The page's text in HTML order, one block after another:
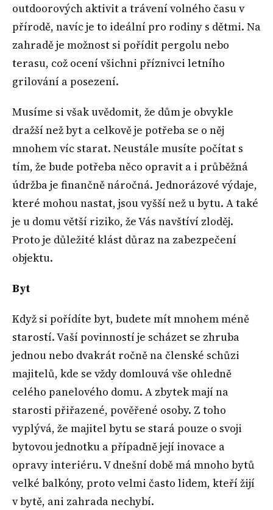
outdoorových aktivit a trávení volného času v
přírodě, navíc je to ideální pro rodiny s dětmi. Na
zahradě je možnost si pořídit pergolu nebo
terasu, což ocení všichni příznivci letního
grilování a posezení.
Musíme si však uvědomit, že dům je obvykle
dražší než byt a celkově je potřeba se o něj
mnohem víc starat. Neustále musíte počítat s
tím, že bude potřeba něco opravit a i průběžná
údržba je finančně náročná. Jednorázové výdaje,
které mohou nastat, jsou vyšší než u bytu. A také
je u domu větší riziko, že Vás navštíví zloděj.
Proto je důležité klást důraz na zabezpečení
objektu.
Byt
Když si pořídíte byt, budete mít mnohem méně
starostí. Vaší povinností je scházet se zhruba
jednou nebo dvakrát ročně na členské schůzi
majitelů, kde se vždy domlouvá vše ohledně
celého panelového domu. A zbytek mají na
starosti přiřazené, pověřené osoby. Z toho
vyplývá, že majitel bytu se stará pouze o svoji
bytovou jednotku a případně její inovace a
opravy interiéru. V dnešní době má mnoho bytů
velké balkóny, proto velmi často lidem, kteří žijí
v bytě, ani zahrada nechybí.